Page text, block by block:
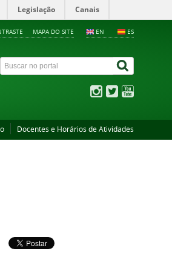
Legislação Canais
EN ES
MAPA DO SITE
Docentes e Horários de Atividades